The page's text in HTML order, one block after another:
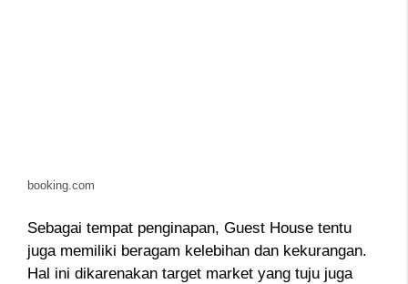
booking.com
Sebagai tempat penginapan, Guest House tentu
juga memiliki beragam kelebihan dan kekurangan.
Hal ini dikarenakan target market yang tuju juga